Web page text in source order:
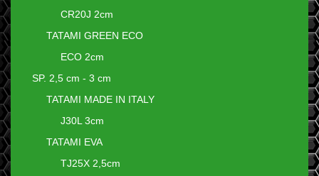
CR20J 2cm
TATAMI GREEN ECO
ECO 2cm
SP. 2,5 cm - 3 cm
TATAMI MADE IN ITALY
J30L 3cm
TATAMI EVA
TJ25X 2,5cm